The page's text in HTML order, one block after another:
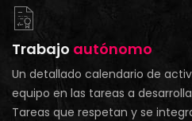
Trabajo autónomo
Un detallado calendario de
equipo en las tareas a
Tareas que respetan y se